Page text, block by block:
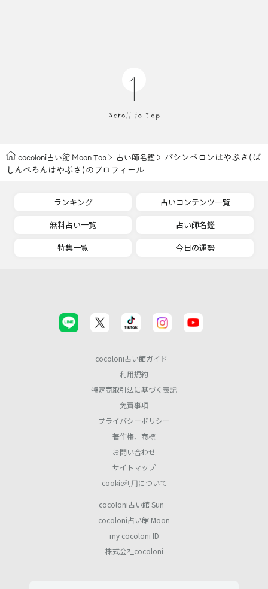
cocoloni占い館 Moon Top 占い師名鑑
パシンペロンはやぶさ(ぱ
しんぺろんはやぶさ)のプロフィール
ランキング
占いコンテンツ一覧
無料占い一覧
占い師名鑑
特集一覧
今日の運勢
cocoloni占い館ガイド
利用規約
特定商取引法に基づく表記
免責事項
プライバシーポリシー
著作権、商標
お問い合わせ
サイトマップ
cookie利用について
cocoloni占い館 Sun
cocoloni占い館 Moon
my cocoloni ID
株式会社cocoloni